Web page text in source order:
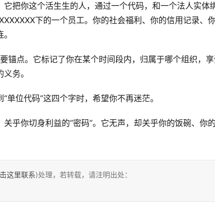
把你这个活生生的人，通过一个代码，和一个法人实体
下的一个员工。你的社会福利、你的信用记录、
锚点。它标记了你在某个时间段内，归属于哪个组织，
务。
位代码”这四个字时，希望你不再迷茫。
乎你切身利益的“密码”。它无声，却关乎你的饭碗、你
这里联系)处理，若转载，请注明出处：